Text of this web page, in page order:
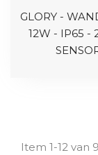
GLORY -
12W - IP65 -
Item 1-12 van